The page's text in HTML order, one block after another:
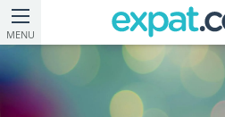
MENU